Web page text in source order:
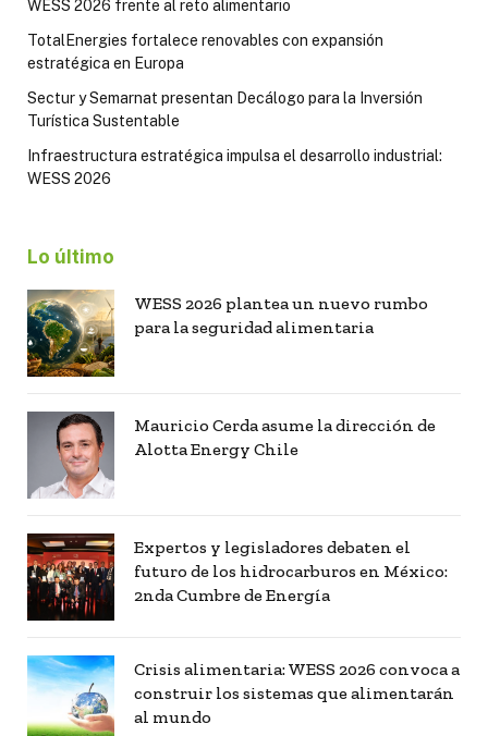
WESS 2026 frente al reto alimentario
TotalEnergies fortalece renovables con expansión
estratégica en Europa
Sectur y Semarnat presentan Decálogo para la Inversión
Turística Sustentable
Infraestructura estratégica impulsa el desarrollo industrial:
WESS 2026
Lo último
WESS 2026 plantea un nuevo rumbo
para la seguridad alimentaria
Mauricio Cerda asume la dirección de
Alotta Energy Chile
Expertos y legisladores debaten el
futuro de los hidrocarburos en México:
2nda Cumbre de Energía
Crisis alimentaria: WESS 2026 convoca a
construir los sistemas que alimentarán
al mundo